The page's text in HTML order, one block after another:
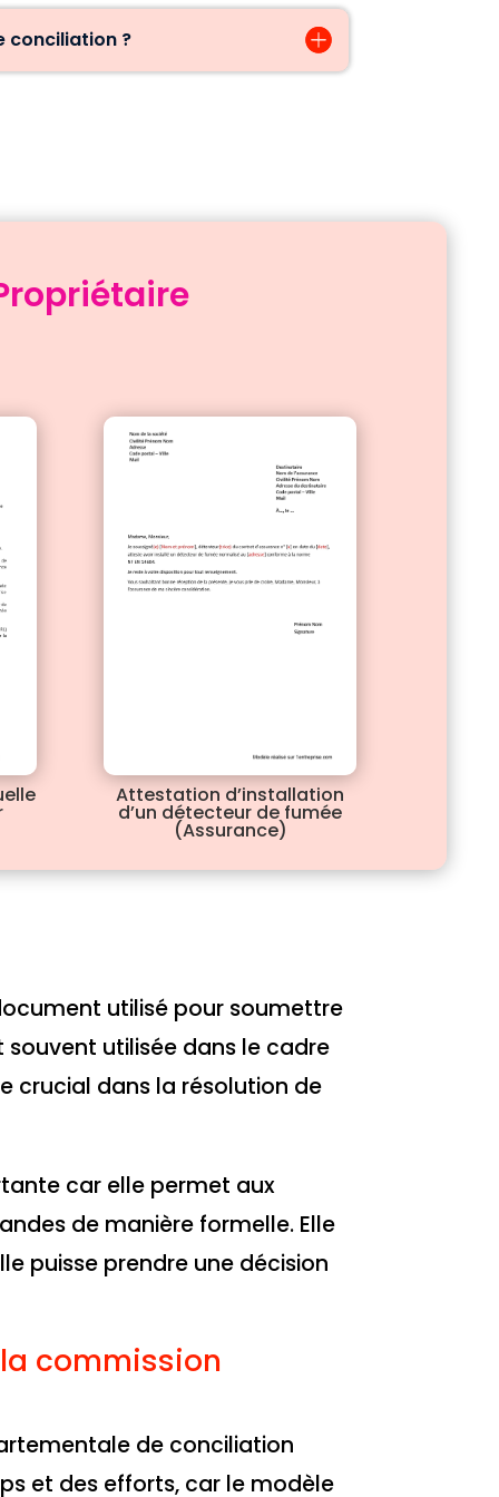
conciliation ?
Attestation d’installation
d’un détecteur de fumée
(Assurance)
utilisé pour soumettre
utilisée dans le cadre
crucial dans la résolution de
car elle permet aux
de manière formelle. Elle
puisse prendre une décision
commission
de conciliation
et des efforts, car le modèle